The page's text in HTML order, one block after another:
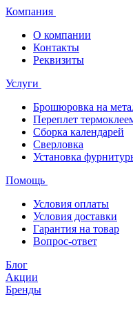
Компания
О компании
Контакты
Реквизиты
Услуги
Брошюровка на
Переплет
Сборка календарей
Сверловка
Установка
Помощь
Условия оплаты
Условия доставки
Гарантия на товар
Вопрос-ответ
Блог
Акции
Бренды